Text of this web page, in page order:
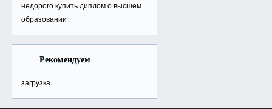
недорогокупить диплом о высшем
образовании
Рекомендуем
загрузка...